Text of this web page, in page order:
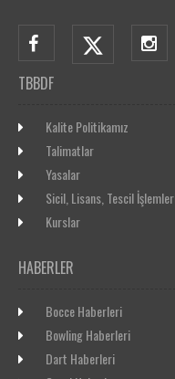
TBBDF
Kalite Politikamız
Talimatlar
Yasalar
Sicil, Lisans, Tescil
Kurslar
HABERLER
Bocce Haberleri
Bowling Haberleri
Dart Haberleri